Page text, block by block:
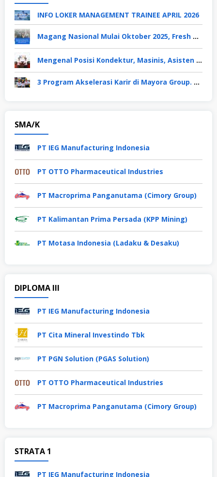
INFO LOKER MANAGEMENT TRAINEE APRIL 2026
Magang Nasional Mulai Oktober 2025, Fresh Graduate Dapat Gaji UMP Selama 6 Bulan
Mengenal Posisi Kondektur, Masinis, Asisten PPKA, Pemeliharaan Sarana dan Prasarana, Polsuska (Polisi Khusus Kereta Api), di PT KAI
3 Program Akselerasi Karir di Mayora Group. Apa Saja? Berikut Penjelasannya
SMA/K
PT IEG Manufacturing Indonesia
PT OTTO Pharmaceutical Industries
PT Macroprima Panganutama (Cimory Group)
PT Kalimantan Prima Persada (KPP Mining)
PT Motasa Indonesia (Ladaku & Desaku)
DIPLOMA III
PT IEG Manufacturing Indonesia
PT Cita Mineral Investindo Tbk
PT PGN Solution (PGAS Solution)
PT OTTO Pharmaceutical Industries
PT Macroprima Panganutama (Cimory Group)
STRATA 1
PT IEG Manufacturing Indonesia